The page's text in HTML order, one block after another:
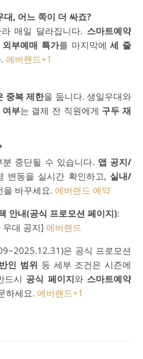
, 어느 쪽이 더 싸죠?
매일 달라집니다. 스마트예약
부예매 특가를 마지막에세 줄
에버랜드+1
중복 제한을 둡니다. 생일우대와
부는 결제 전 직원에게 구두 재
분 중단될 수 있습니다. 앱 공지/
변동을 실시간 확인하고, 실내/
을 바꾸세요. 에버랜드 예약
안내(공식 프로모션 페이지):
대 공지] 에버랜드
은 공식 프로모션
인 범위 등 세부 조건은 시즌에
드시 공식 페이지와 스마트예약
하세요. 에버랜드+1